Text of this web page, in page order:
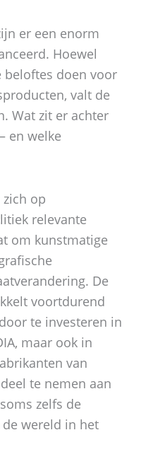
er een enorm
Hoewel
beloftes doen voor
valt de
Wat zit er achter
en welke
op
relevante
om kunstmatige
De
voortdurend
te investeren in
maar ook in
van
te nemen aan
zelfs de
wereld in het